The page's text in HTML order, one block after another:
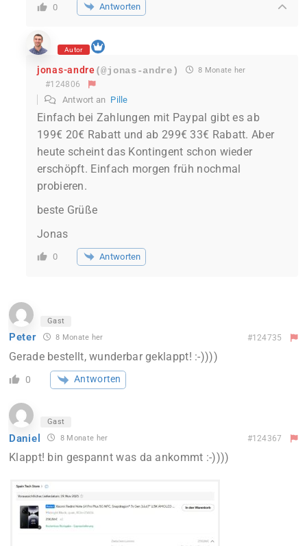
0 Antworten
Autor
jonas-andre(@jonas-andre) 8 Monate her
#124806
Antwort an Pille
Einfach bei Zahlungen mit Paypal gibt es ab
199€ 20€ Rabatt und ab 299€ 33€ Rabatt. Aber
heute scheint das Kontingent schon wieder
erschöpft. Einfach morgen früh nochmal
probieren.
beste Grüße
Jonas
0 Antworten
Gast
Peter 8 Monate her #124735
Gerade bestellt, wunderbar geklappt! :-))))
0 Antworten
Gast
Daniel 8 Monate her #124367
Klappt! bin gespannt was da ankommt :-))))